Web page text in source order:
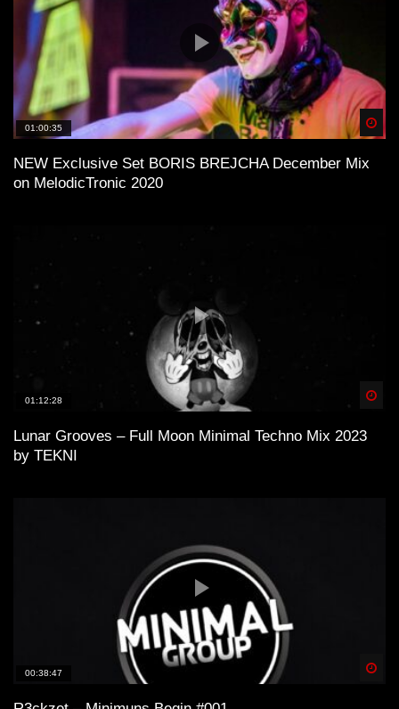
01:00:35
NEW Exclusive Set BORIS BREJCHA December Mix
on MelodicTronic 2020
01:12:28
Lunar Grooves – Full Moon Minimal Techno Mix 2023
by TEKNI
00:38:47